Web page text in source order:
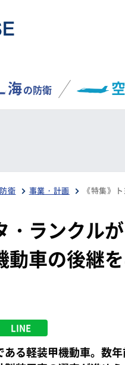
海の防衛 空
衛 事業・計画
・ランクル
動車の後継
LINE
る軽装甲機動車。数